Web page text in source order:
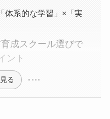
体系的な学習」×「実
成スクール選びで
ント
る